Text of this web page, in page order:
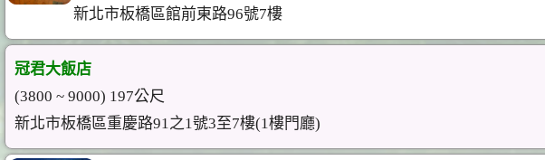
新北市板橋區館前東路96號7樓
冠君大飯店
(3800 ~ 9000) 197公尺
新北市板橋區重慶路91之1號3至7樓(1樓門廳)